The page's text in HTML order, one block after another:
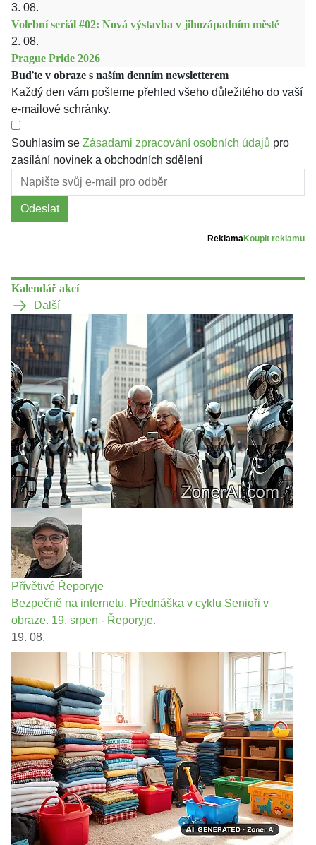
3. 08.
Volební seriál #02: Nová výstavba v jihozápadním městě
2. 08.
Prague Pride 2026
Buďte v obraze s naším denním newsletterem
Každý den vám pošleme přehled všeho důležitého do vaší
e-mailové schránky.
Souhlasím se Zásadami zpracování osobních údajů pro
zasílání novinek a obchodních sdělení
Odeslat
ReklamaKoupit reklamu
Kalendář akcí
Další
Přívětivé Řeporyje
Bezpečně na internetu. Přednáška v cyklu Senioři v
obraze. 19. srpen - Řeporyje.
19. 08.